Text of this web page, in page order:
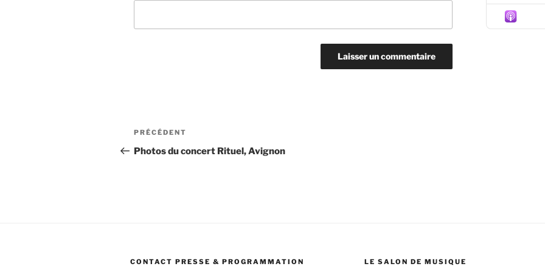
Navigation
de
Article
précédent
PRÉCÉDENT
Photos du concert Rituel, Avignon
CONTACT PRESSE & PROGRAMMATION LE SALON DE MUSIQUE